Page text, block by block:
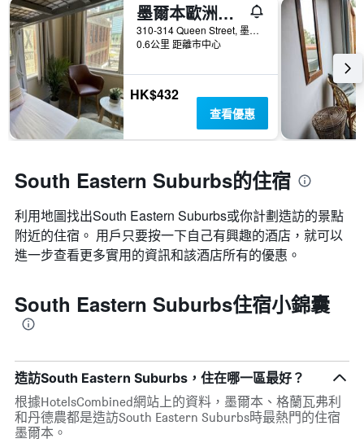
墨爾本歐洲旅舍
310-314 Queen Street, 墨爾本, VIC, 澳洲
0.6公里 距離市中心
HK$432
查看優惠
South Eastern Suburbs的住宿
利用地圖找出South Eastern Suburbs​​或你計劃造訪的景點
附近的住宿。 用戶只要按一下自己有興趣的酒店，就可以
進一步查看更多實用的資訊和該酒店所有的優惠。
South Eastern Suburbs住宿小錦囊
造訪South Eastern Suburbs，住在哪一區最好？
根據HotelsCombined網站上的資料，墨爾本、格蘭瓦弗利
和丹德農都是造訪South Eastern Suburbs時最熱門的住宿
墨爾本。